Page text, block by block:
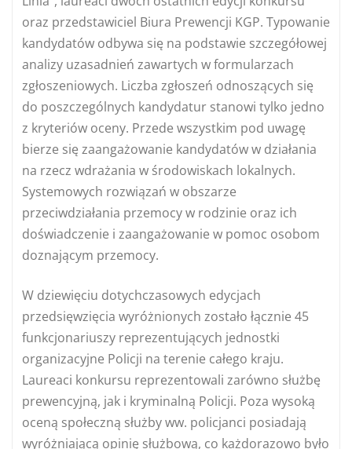
oraz przedstawiciel Biura Prewencji KGP. Typowanie
kandydatów odbywa się na podstawie szczegółowej
analizy uzasadnień zawartych w formularzach
zgłoszeniowych. Liczba zgłoszeń odnoszących się
do poszczególnych kandydatur stanowi tylko jedno
z kryteriów oceny. Przede wszystkim pod uwagę
bierze się zaangażowanie kandydatów w działania
na rzecz wdrażania w środowiskach lokalnych.
Systemowych rozwiązań w obszarze
przeciwdziałania przemocy w rodzinie oraz ich
doświadczenie i zaangażowanie w pomoc osobom
doznającym przemocy.
W dziewięciu dotychczasowych edycjach
przedsięwzięcia wyróżnionych zostało łącznie 45
funkcjonariuszy reprezentujących jednostki
organizacyjne Policji na terenie całego kraju.
Laureaci konkursu reprezentowali zarówno służbę
prewencyjną, jak i kryminalną Policji. Poza wysoką
oceną społeczną służby ww. policjanci posiadają
wyróżniającą opinię służbową, co każdorazowo było